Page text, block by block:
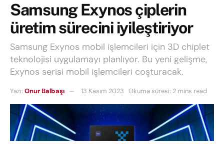
Samsung Exynos çiplerin
üretim sürecini iyileştiriyor
Samsung Exynos mobil işlemcileri için 3D chiplet
teknolojisi uygulamayı planlıyor. Bu yeni gelişme,
Exynos serisi mobil işlemcileri coşturacak.
Yazı: Onur Balbaşı 13 Kasım 2023 Okuma süresi: 2 mins read